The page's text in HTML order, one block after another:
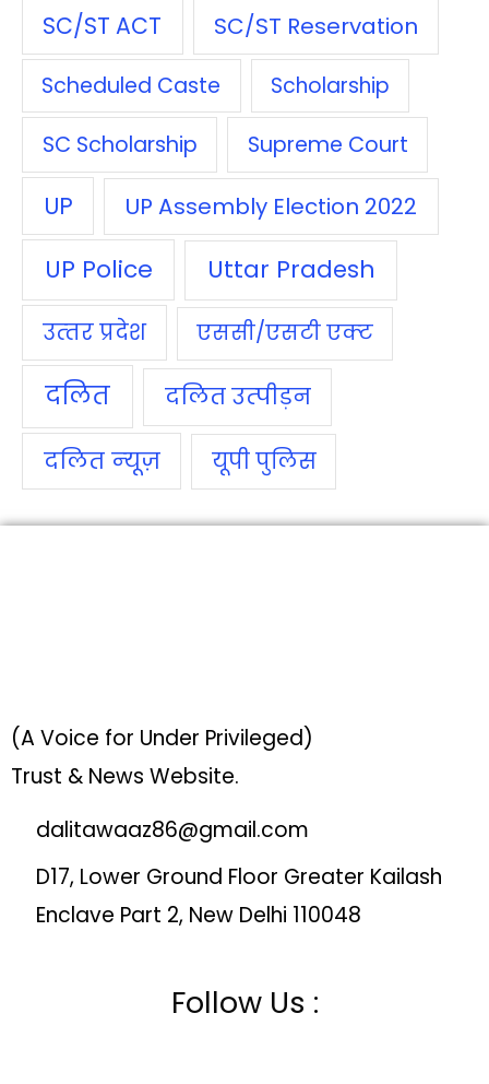
SC/ST ACT SC/ST Reservation
Scheduled Caste Scholarship
SC Scholarship Supreme Court
UP UP Assembly Election 2022
UP Police Uttar Pradesh
उत्‍तर प्रदेश एससी/एसटी एक्‍ट
दलित दलित उत्‍पीड़न
दलित न्‍यूज़ यूपी पुलिस
(A Voice for Under Privileged)
Trust & News Website.
dalitawaaz86@gmail.com
D17, Lower Ground Floor Greater Kailash
Enclave Part 2, New Delhi 110048
Follow Us :